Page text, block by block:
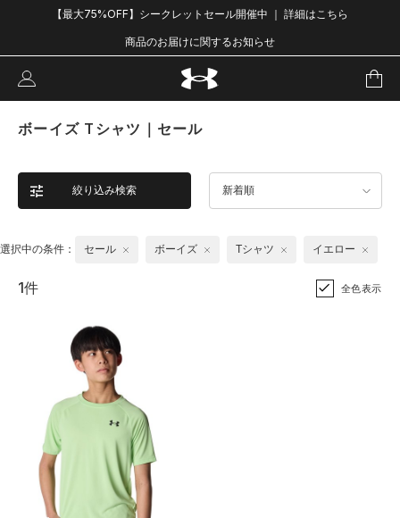
【最大75%OFF】シークレットセール開催中 ｜ 詳細はこちら
商品のお届けに関するお知らせ
ボーイズ Tシャツ｜セール
絞り込み検索 新着順
選択中の条件： セール ボーイズ Tシャツ イエロー
1件 全色表示